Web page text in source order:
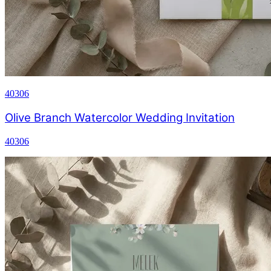
40306
Olive Branch Watercolor Wedding Invitation
40306